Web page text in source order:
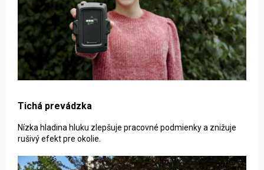
Tichá prevádzka
Nízka hladina hluku zlepšuje pracovné podmienky a znižuje
rušivý efekt pre okolie.